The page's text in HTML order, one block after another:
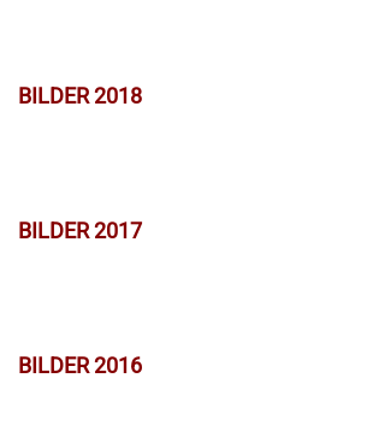
BILDER 2018
BILDER 2017
BILDER 2016